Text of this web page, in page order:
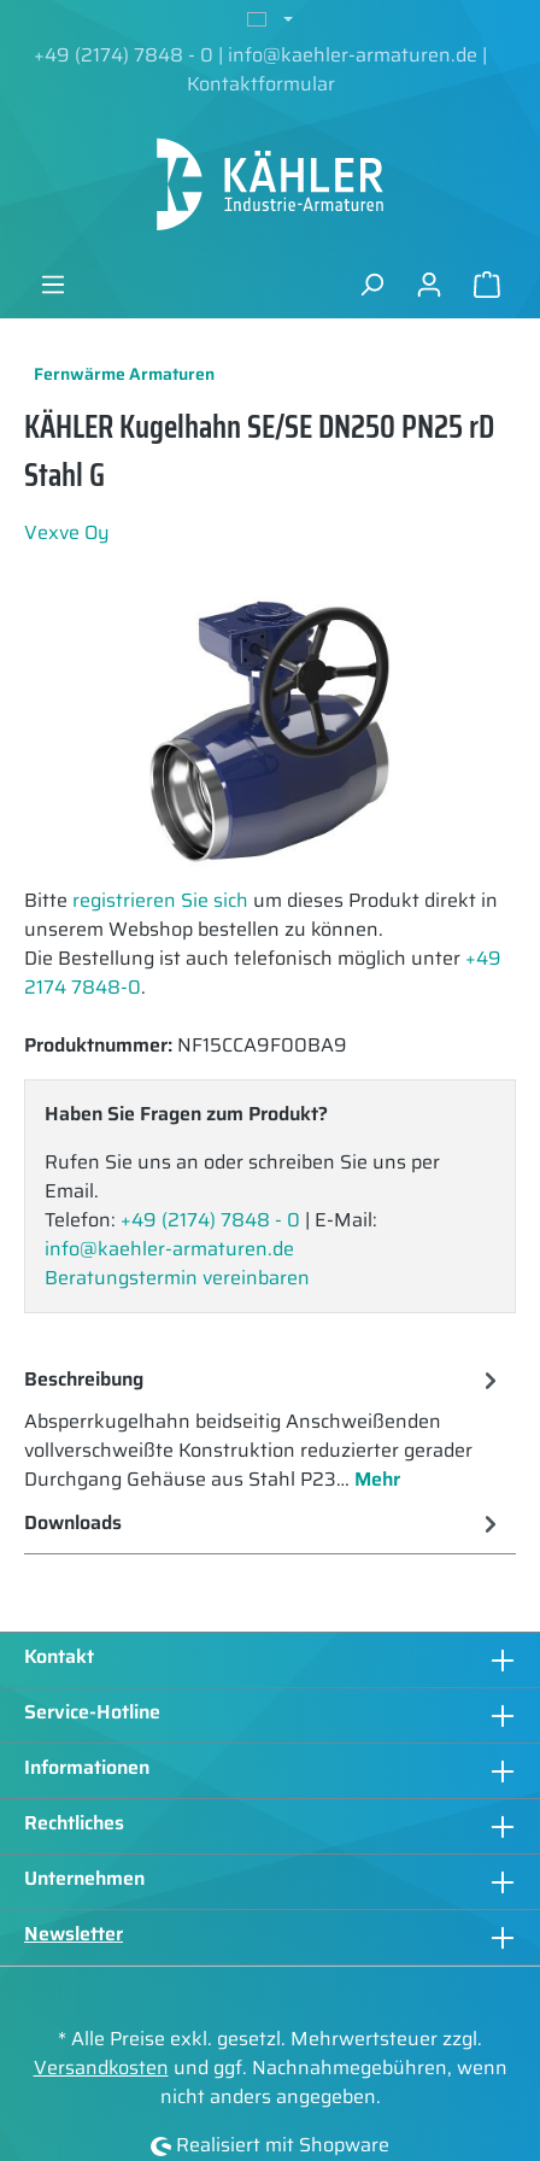
+49 (2174) 7848 - 0 | info@kaehler-armaturen.de |
Kontaktformular
Fernwärme Armaturen
KÄHLER Kugelhahn SE/SE DN250 PN25 rD
Stahl G
Vexve Oy
Bitte registrieren Sie sich um dieses Produkt direkt in
unserem Webshop bestellen zu können.
Die Bestellung ist auch telefonisch möglich unter +49
2174 7848-0.
Produktnummer: NF15CCA9F00BA9
Haben Sie Fragen zum Produkt?
Rufen Sie uns an oder schreiben Sie uns per
Email.
Telefon: +49 (2174) 7848 - 0 | E-Mail:
info@kaehler-armaturen.de
Beratungstermin vereinbaren
Beschreibung
Absperrkugelhahn beidseitig Anschweißenden
vollverschweißte Konstruktion reduzierter gerader
Durchgang Gehäuse aus Stahl P23… Mehr
Downloads
Kontakt
Service-Hotline
Informationen
Rechtliches
Unternehmen
Newsletter
* Alle Preise exkl. gesetzl. Mehrwertsteuer zzgl.
Versandkostenund ggf. Nachnahmegebühren, wenn
nicht anders angegeben.
Realisiert mit Shopware